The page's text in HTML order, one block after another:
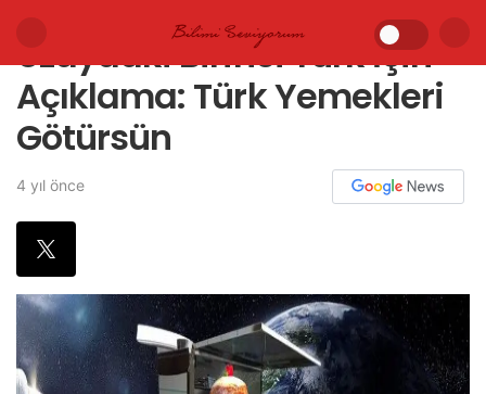
Uzaydaki Birinci Türk İçin
Açıklama: Türk Yemekleri
Götürsün
4 yıl önce